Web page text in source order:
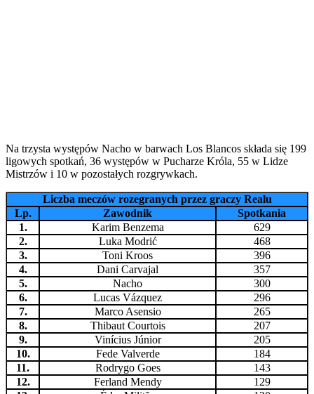
Na trzysta występów Nacho w barwach Los Blancos składa się 199
ligowych spotkań, 36 występów w Pucharze Króla, 55 w Lidze
Mistrzów i 10 w pozostałych rozgrywkach.
Liczba meczów rozegranych przez graczy Realu
Lp.
Zawodnik
Spotkania
1.
Karim Benzema
629
2.
Luka Modrić
468
3.
Toni Kroos
396
4.
Dani Carvajal
357
5.
Nacho
300
6.
Lucas Vázquez
296
7.
Marco Asensio
265
8.
Thibaut Courtois
207
9.
Vinícius Júnior
205
10.
Fede Valverde
184
11.
Rodrygo Goes
143
12.
Ferland Mendy
129